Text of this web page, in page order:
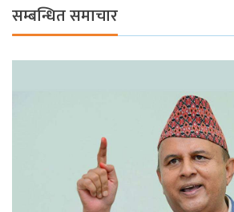
सम्बन्धित समाचार